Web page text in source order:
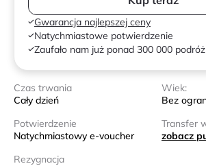
Gwarancja najlepszej ceny
Natychmiastowe potwierdzenie
Zaufało nam już ponad 300 000
Czas trwania
Cały dzień
Wiek:
Bez
Potwierdzenie
Natychmiastowy e-voucher
Transfer
zobacz
Rezygnacja